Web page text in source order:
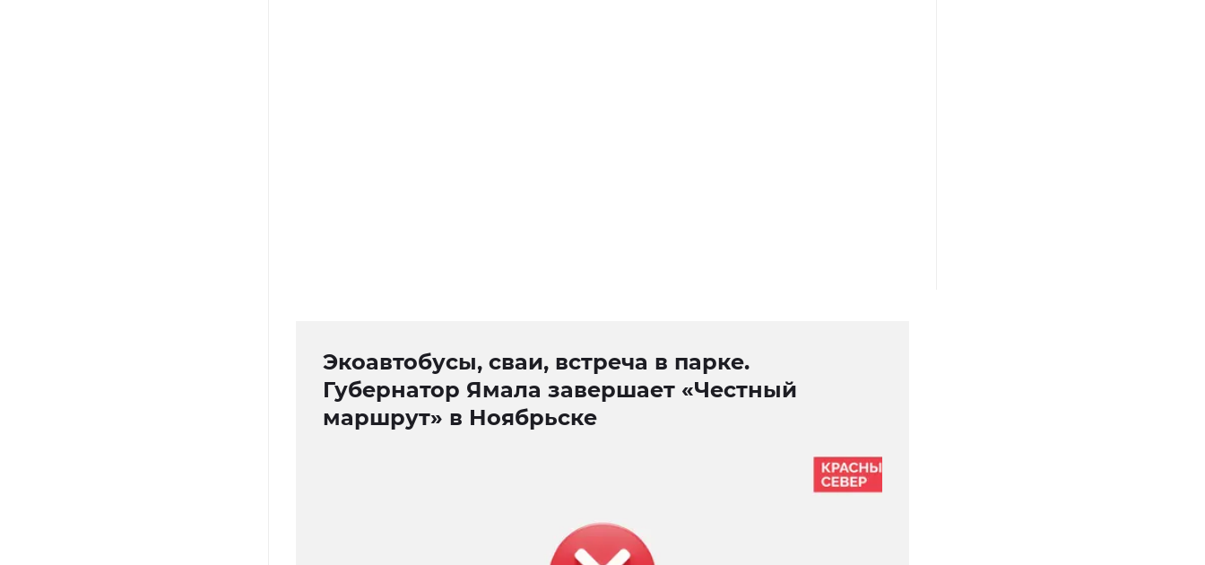
Экоавтобусы, сваи, встреча в парке.
Губернатор Ямала завершает «Честный
маршрут» в Ноябрьске